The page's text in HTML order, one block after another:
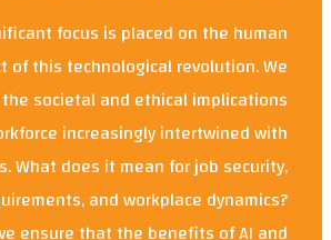
focus is placed on the human
of this technological revolution. We
societal and ethical implications
increasingly intertwined with
What does it mean for job security,
and workplace dynamics?
ensure that the benefits of AI and